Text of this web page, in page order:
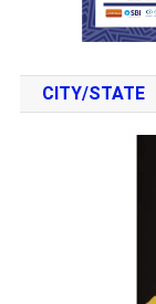
CITY/STATE